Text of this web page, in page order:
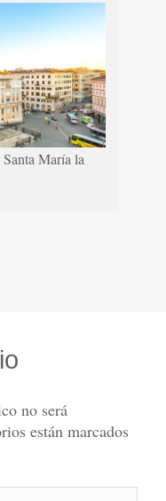
María la
no será
están marcados